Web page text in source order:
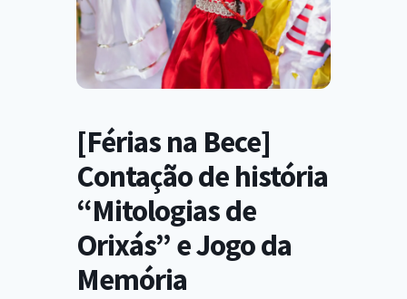
[Férias na Bece]
Contação de história
“Mitologias de
Orixás” e Jogo da
Memória